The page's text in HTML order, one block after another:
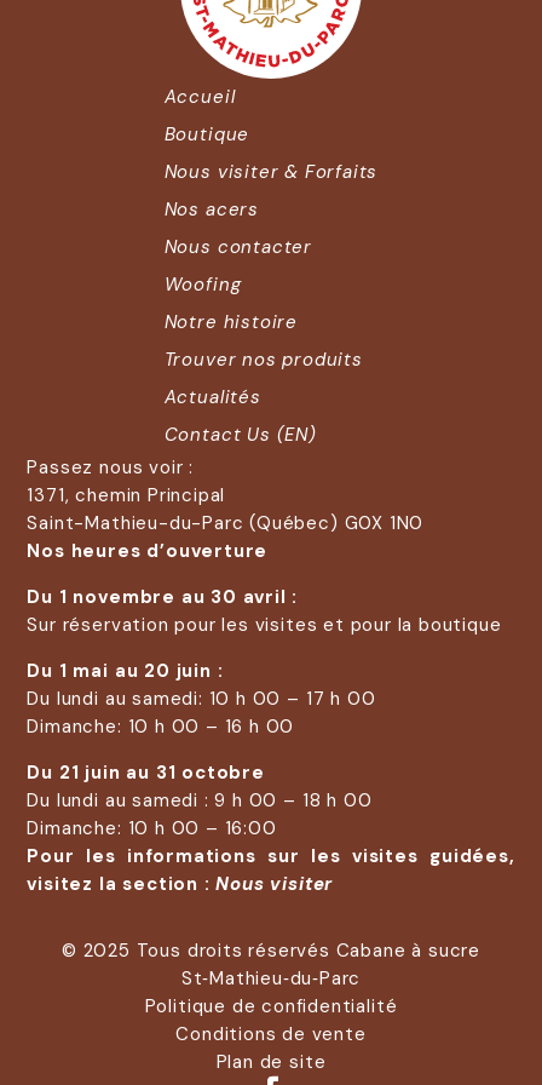
Accueil
Boutique
Nous visiter & Forfaits
Nos acers
Nous contacter
Woofing
Notre histoire
Trouver nos produits
Actualités
Contact Us (EN)
Passez nous voir :
1371, chemin Principal
Saint-Mathieu-du-Parc (Québec) G0X 1N0
Nos heures d’ouverture
Du 1 novembre au 30 avril :
Sur réservation pour les visites et pour la boutique
Du 1 mai au 20 juin :
Du lundi au samedi: 10 h 00 – 17 h 00
Dimanche: 10 h 00 – 16 h 00
Du 21 juin au 31 octobre
Du lundi au samedi : 9 h 00 – 18 h 00
Dimanche: 10 h 00 – 16:00
Pour les informations sur les visites guidées,
visitez la section :Nous visiter
© 2025 Tous droits réservés Cabane à sucre
St‑Mathieu‑du‑Parc
Politique de confidentialité
Conditions de vente
Plan de site